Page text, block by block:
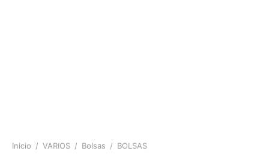
Inicio / VARIOS / Bolsas / BOLSAS